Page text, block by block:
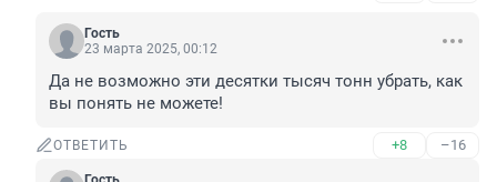
Гость
23 марта 2025, 00:12
Да не возможно эти десятки тысяч тонн убрать, как
вы понять не можете!
ОТВЕТИТЬ +8 –16